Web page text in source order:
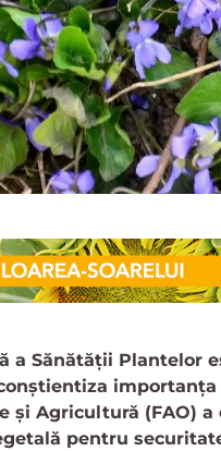
a Sănătății Plantelor
și Agricultură (FAO)
pentru